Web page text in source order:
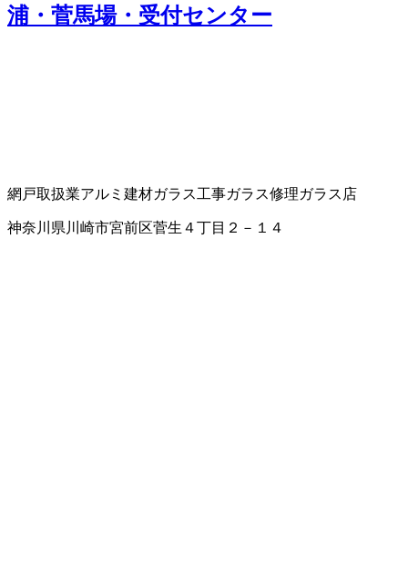
浦・菅馬場・受付センター
網戸取扱業アルミ建材ガラス工事ガラス修理ガラス店
神奈川県川崎市宮前区菅生４丁目２－１４